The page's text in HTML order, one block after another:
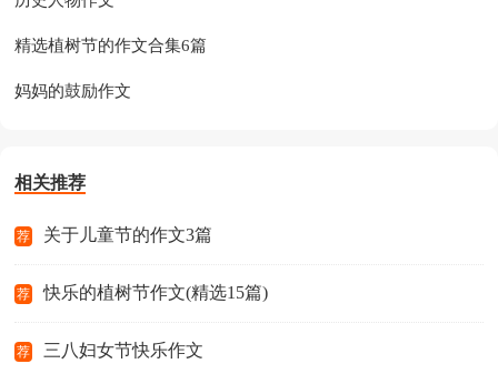
精选植树节的作文合集6篇
妈妈的鼓励作文
相关推荐
荐 关于儿童节的作文3篇
荐 快乐的植树节作文(精选15篇)
荐 三八妇女节快乐作文